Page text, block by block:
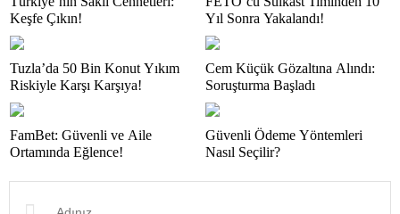
Keşfe Çıkın!
Yıl Sonra Yakalandı!
Tuzla’da 50 Bin Konut Yıkım
Riskiyle Karşı Karşıya!
Cem Küçük Gözaltına Alındı:
Soruşturma Başladı
FamBet: Güvenli ve Aile
Ortamında Eğlence!
Güvenli Ödeme Yöntemleri
Nasıl Seçilir?